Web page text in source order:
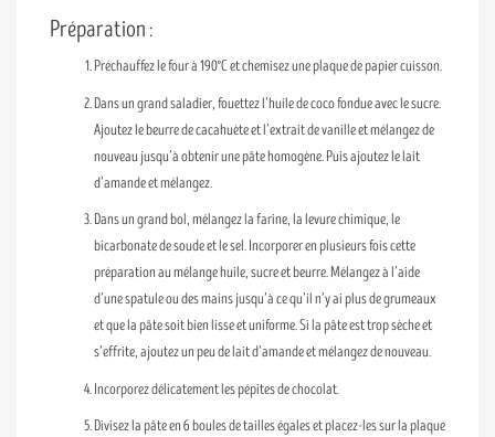
Préparation :
Préchauffez le four à 190°C et chemisez une plaque de papier cuisson.
Dans un grand saladier, fouettez l’huile de coco fondue avec le sucre.
Ajoutez le beurre de cacahuète et l’extrait de vanille et mélangez de
nouveau jusqu’à obtenir une pâte homogène. Puis ajoutez le lait
d’amande et mélangez.
Dans un grand bol, mélangez la farine, la levure chimique, le
bicarbonate de soude et le sel. Incorporer en plusieurs fois cette
préparation au mélange huile, sucre et beurre. Mélangez à l’aide
d’une spatule ou des mains jusqu’à ce qu’il n’y ai plus de grumeaux
et que la pâte soit bien lisse et uniforme. Si la pâte est trop sèche et
s’effrite, ajoutez un peu de lait d’amande et mélangez de nouveau.
Incorporez délicatement les pépites de chocolat.
Divisez la pâte en 6 boules de tailles égales et placez-les sur la plaque